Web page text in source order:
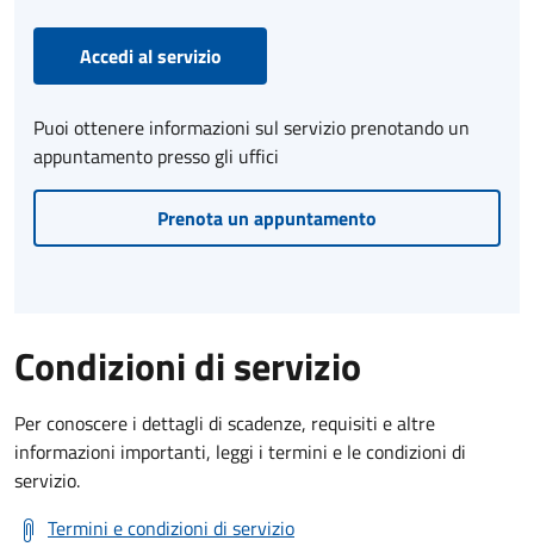
Accedi al servizio
Puoi ottenere informazioni sul servizio prenotando un
appuntamento presso gli uffici
Prenota un appuntamento
Condizioni di servizio
Per conoscere i dettagli di scadenze, requisiti e altre
informazioni importanti, leggi i termini e le condizioni di
servizio.
Termini e condizioni di servizio